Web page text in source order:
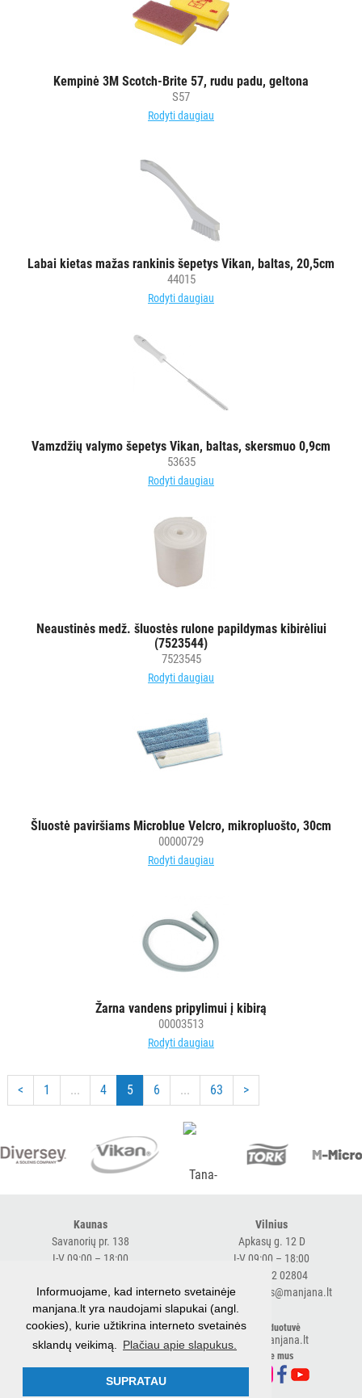
Kempinė 3M Scotch-Brite 57, rudu padu, geltona
S57
Rodyti daugiau
Labai kietas mažas rankinis šepetys Vikan, baltas, 20,5cm
44015
Rodyti daugiau
Vamzdžių valymo šepetys Vikan, baltas, skersmuo 0,9cm
53635
Rodyti daugiau
Neaustinės medž. šluostės rulone papildymas kibirėliui
(7523544)
7523545
Rodyti daugiau
Šluostė paviršiams Microblue Velcro, mikropluošto, 30cm
00000729
Rodyti daugiau
Žarna vandens pripylimui į kibirą
00003513
Rodyti daugiau
< 1 ... 4 5 6 ... 63 >
Kaunas
Savanorių pr. 138
I-V 09:00 – 18:00
expresskaunas@manjana.lt
Vilnius
Apkasų g. 12 D
I-V 09:00 – 18:00
+370 682 02804
expressvilnius@manjana.lt
Klaipėda
Baltijos pr. 26 B
+370 616 76501
El. parduotuvė
shop.manjana.lt
Sekite mus
Informuojame, kad interneto svetainėje
manjana.lt yra naudojami slapukai (angl.
cookies), kurie užtikrina interneto svetainės
sklandų veikimą.
Plačiau apie slapukus.
SUPRATAU